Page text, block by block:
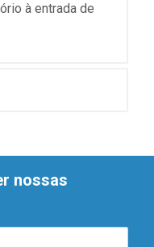
à entrada de
nossas